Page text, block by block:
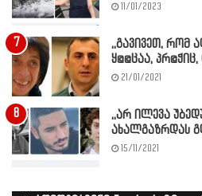
11/01/2023
,,გავივეთ, რომ
ყ@@ცაა,
21/01/2021
,,არ ილევა
ახალგაზრდას
15/11/2021